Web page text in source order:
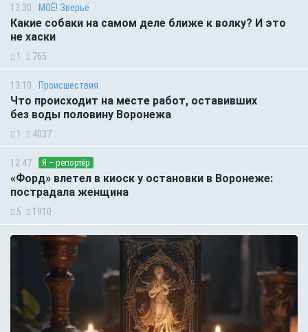
13:30 МОЁ! Зверьё
Какие собаки на самом деле ближе к волку? И это
не хаски
1 765
13:10 Происшествия
Что происходит на месте работ, оставивших
без воды половину Воронежа
1 4037
12:47 Я – репортёр
«Форд» влетел в киоск у остановки в Воронеже:
пострадала женщина
5 1910